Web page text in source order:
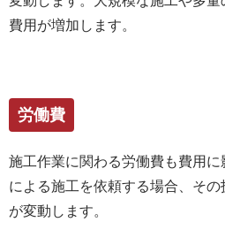
費用が増加します。
労働費
施工作業に関わる労働費も費用
による施工を依頼する場合、そ
が変動します。